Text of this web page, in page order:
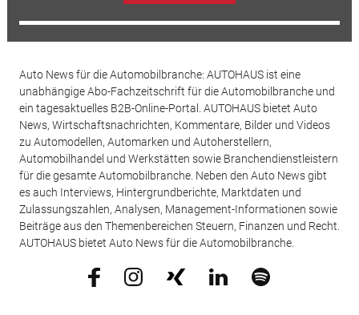
Auto News für die Automobilbranche: AUTOHAUS ist eine
unabhängige Abo-Fachzeitschrift für die Automobilbranche und
ein tagesaktuelles B2B-Online-Portal. AUTOHAUS bietet Auto
News, Wirtschaftsnachrichten, Kommentare, Bilder und Videos
zu Automodellen, Automarken und Autoherstellern,
Automobilhandel und Werkstätten sowie Branchendienstleistern
für die gesamte Automobilbranche. Neben den Auto News gibt
es auch Interviews, Hintergrundberichte, Marktdaten und
Zulassungszahlen, Analysen, Management-Informationen sowie
Beiträge aus den Themenbereichen Steuern, Finanzen und Recht.
AUTOHAUS bietet Auto News für die Automobilbranche.